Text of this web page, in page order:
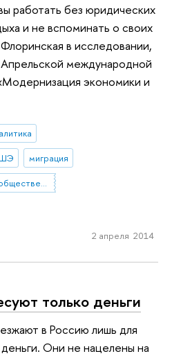
работать без юридических
и не вспоминать о своих
в исследовании,
международной
экономики и
миграция
модернизация экономики и общественно-политического развития
2 апреля 2014
только деньги
в Россию лишь для
Они не нацелены на